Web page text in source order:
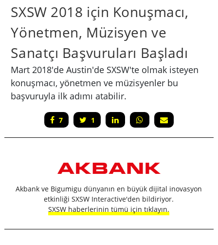
SXSW 2018 için Konuşmacı,
Yönetmen, Müzisyen ve
Sanatçı Başvuruları Başladı
​Mart 2018'de Austin'de​ SXSW'te olmak isteyen
konuşmacı, yönetmen ve müzisyenler bu
başvuruyla ilk adımı atabilir.​
7 1
Akbank ve Bigumigu dünyanın en büyük dijital inovasyon
etkinliği SXSW Interactive'den bildiriyor.
SXSW haberlerinin tümü için tıklayın.